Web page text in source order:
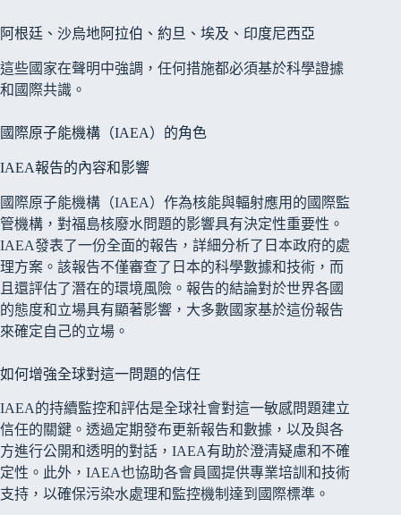
阿根廷、沙烏地阿拉伯、約旦、埃及、印度尼西亞
這些國家在聲明中強調，任何措施都必須基於科學證據
和國際共識。
國際原子能機構（IAEA）的角色
IAEA報告的內容和影響
國際原子能機構（IAEA）作為核能與輻射應用的國際監
管機構，對福島核廢水問題的影響具有決定性重要性。
IAEA發表了一份全面的報告，詳細分析了日本政府的處
理方案。該報告不僅審查了日本的科學數據和技術，而
且還評估了潛在的環境風險。報告的結論對於世界各國
的態度和立場具有顯著影響，大多數國家基於這份報告
來確定自己的立場。
如何增強全球對這一問題的信任
IAEA的持續監控和評估是全球社會對這一敏感問題建立
信任的關鍵。透過定期發布更新報告和數據，以及與各
方進行公開和透明的對話，IAEA有助於澄清疑慮和不確
定性。此外，IAEA也協助各會員國提供專業培訓和技術
支持，以確保污染水處理和監控機制達到國際標準。